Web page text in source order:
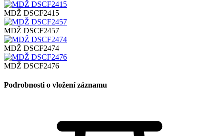
MDŽ DSCF2415
MDŽ DSCF2457
MDŽ DSCF2474
MDŽ DSCF2476
Podrobnosti o vložení záznamu